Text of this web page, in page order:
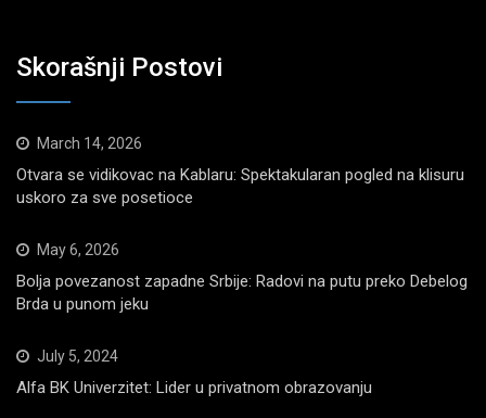
Skorašnji Postovi
March 14, 2026
Otvara se vidikovac na Kablaru: Spektakularan pogled na klisuru
uskoro za sve posetioce
May 6, 2026
Bolja povezanost zapadne Srbije: Radovi na putu preko Debelog
Brda u punom jeku
July 5, 2024
Alfa BK Univerzitet: Lider u privatnom obrazovanju